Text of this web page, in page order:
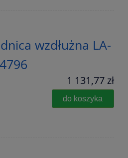
wzdłużna LA-
1 131,77 zł
do koszyka